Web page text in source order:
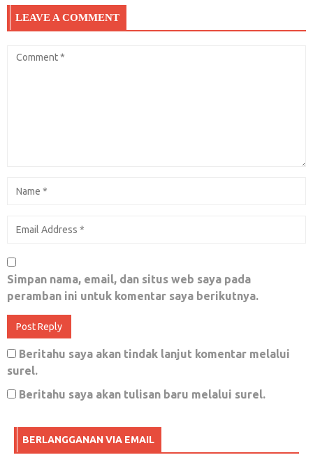
LEAVE A COMMENT
Simpan nama, email, dan situs web saya pada
peramban ini untuk komentar saya berikutnya.
Beritahu saya akan tindak lanjut komentar melalui
surel.
Beritahu saya akan tulisan baru melalui surel.
BERLANGGANAN VIA EMAIL